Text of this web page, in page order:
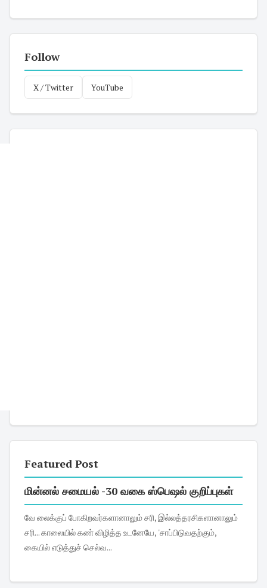
Follow
X / Twitter YouTube
Featured Post
மின்னல் சமையல் -30 வகை ஸ்பெஷல் குறிப்புகள்
வே லைக்குப் போகிறவர்களானாலும் சரி, இல்லத்தரசிகளானாலும்
சரி... காலையில் கண் விழித்த உடனேயே, 'சாப்பிடுவதற்கும்,
கையில் எடுத்துச் செல்வ...